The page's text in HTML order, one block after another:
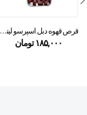
قرص قهوه دبل اسپرسو لیتوس ۲۵ عددی
۱۸۵,۰۰۰ تومان